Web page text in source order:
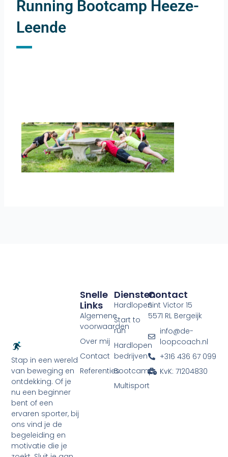
Running Bootcamp Heeze-
Leende
Stap in een wereld
van beweging en
ontdekking. Of je
nu een beginner
bent of een
ervaren sporter, bij
ons vind je de
begeleiding en
motivatie die je
Diensten
Hardlopen
Start to
run
Hardlopen
bedrijven
Bootcamp
Multisport
Snelle
Links
Algemene
voorwaarden
Over mij
Contact
Referenties
Contact
Sint Victor 15
5571 RL Bergeijk
info@de-
loopcoach.nl
+316 436 67 099
KvK: 71204830